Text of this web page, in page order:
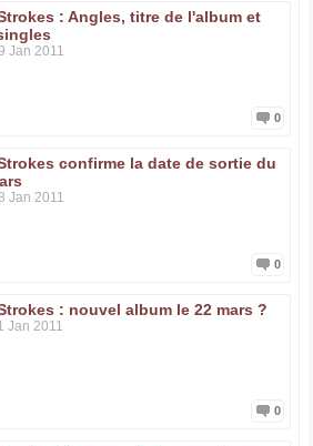
: Angles, titre de l'album et
Jan 2011
0
confirme la date de sortie du
Jan 2011
0
: nouvel album le 22 mars ?
Jan 2011
0